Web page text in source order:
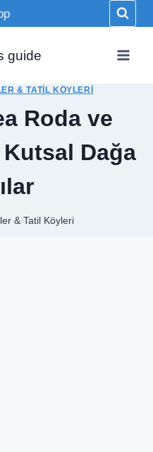
guide
& TATIL KÖYLERI
Roda ve
Dağa
& Tatil Köyleri